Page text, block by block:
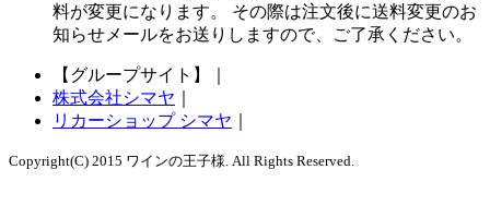
料が変更になります。 その際は注文後に送料変更のお
知らせメールをお送りしますので、ご了承ください。
【グループサイト】
株式会社シマヤ
リカーショップ シマヤ
Copyright(C) 2015 ワインの王子様. All Rights Reserved.